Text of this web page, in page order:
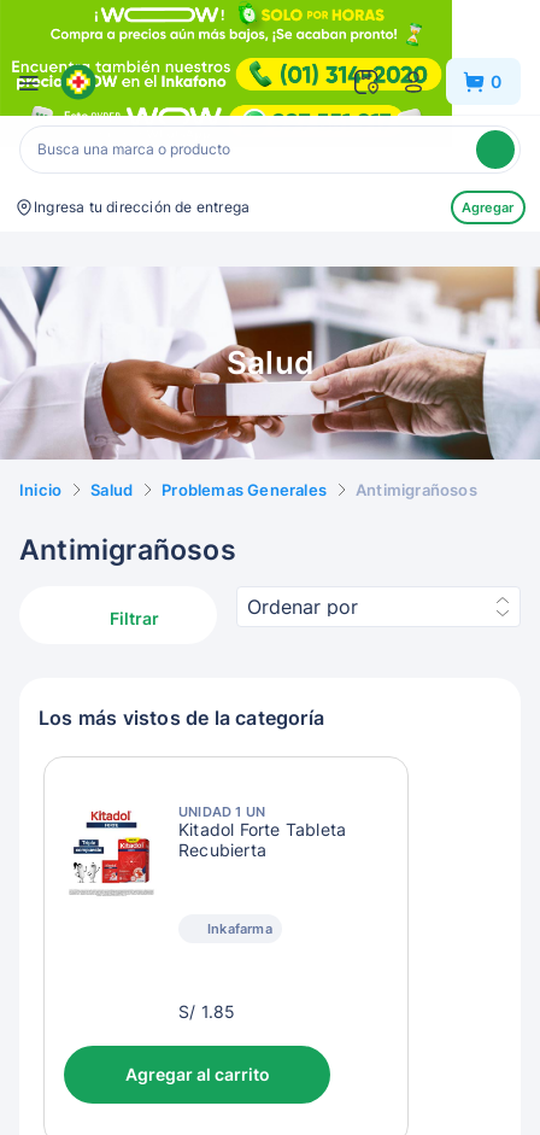
Inkafarma 0
Ingresa tu dirección de entrega Agregar
Salud
Inicio Salud Problemas Generales Antimigrañosos
Antimigrañosos
Filtrar Ordenar por
Los más vistos de la categoría
UNIDAD 1 UN
Kitadol Forte Tableta
Recubierta
Inkafarma
S/
S/ 1.85
Agregar al carrito